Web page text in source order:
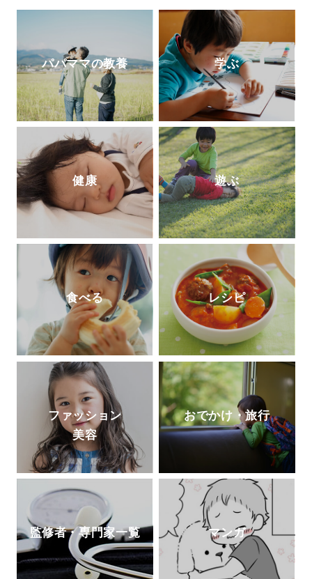
のすすめ～ちゃんと遊べばちゃんと育つ』
パパママの教養 学ぶ
健康 遊ぶ
食べる レシピ
ファッション
美容
おでかけ・旅行
監修者・専門家一覧 マンガ